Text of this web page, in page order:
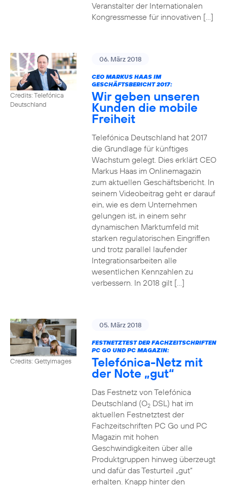
Veranstalter der Internationalen
Kongressmesse für innovativen […]
Credits: Telefónica
Deutschland
06. März 2018
CEO MARKUS HAAS IM
GESCHÄFTSBERICHT 2017:
Wir geben unseren
Kunden die mobile
Freiheit
Telefónica Deutschland hat 2017
die Grundlage für künftiges
Wachstum gelegt. Dies erklärt CEO
Markus Haas im Onlinemagazin
zum aktuellen Geschäftsbericht. In
seinem Videobeitrag geht er darauf
ein, wie es dem Unternehmen
gelungen ist, in einem sehr
dynamischen Marktumfeld mit
starken regulatorischen Eingriffen
und trotz parallel laufender
Integrationsarbeiten alle
wesentlichen Kennzahlen zu
verbessern. In 2018 gilt […]
Credits: Gettyimages
05. März 2018
FESTNETZTEST DER FACHZEITSCHRIFTEN
PC GO UND PC MAGAZIN:
Telefónica-Netz mit
der Note „gut“
Das Festnetz von Telefónica
Deutschland (O2DSL) hat im
aktuellen Festnetztest der
Fachzeitschriften PC Go und PC
Magazin mit hohen
Geschwindigkeiten über alle
Produktgruppen hinweg überzeugt
und dafür das Testurteil „gut“
erhalten. Knapp hinter den